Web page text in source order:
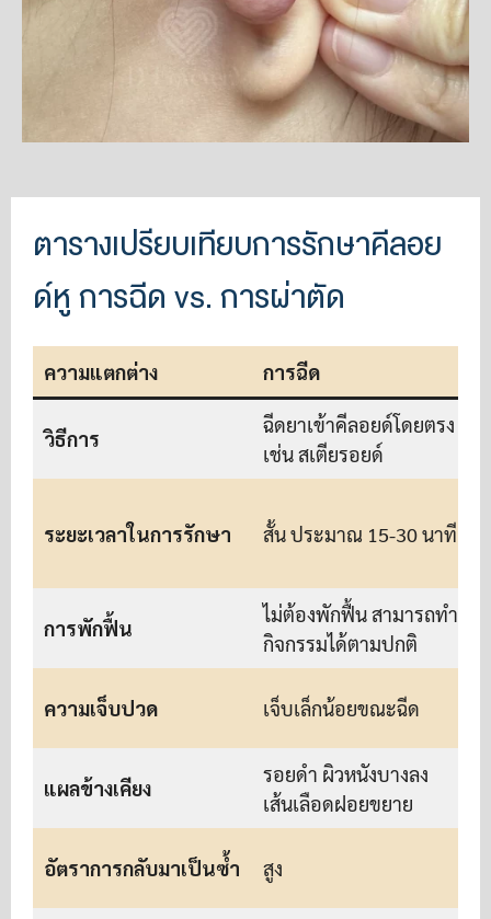
ตารางเปรียบเทียบการรักษาคีลอย
ด์หู การฉีด vs. การผ่าตัด
ความแตกต่าง การฉีด
วิธีการ
ฉีดยาเข้าคีลอยด์โดยตรง
เช่น สเตียรอยด์
ระยะเวลาในการรักษา สั้น ประมาณ 15-30 นาที
การพักฟื้น
ไม่ต้องพักฟื้น สามารถทำ
กิจกรรมได้ตามปกติ
ความเจ็บปวด เจ็บเล็กน้อยขณะฉีด
แผลข้างเคียง
รอยดำ ผิวหนังบางลง
เส้นเลือดฝอยขยาย
อัตราการกลับมาเป็นซ้ำ สูง